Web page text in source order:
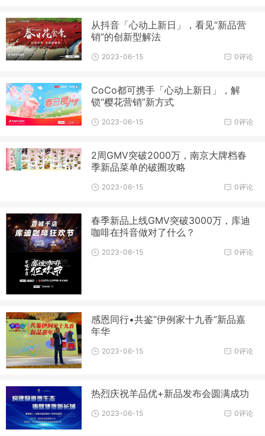
起省委、省政
从抖音「心动上新日」，看见“新品营
销”的创新型解法
0评论
2023-06-15
CoCo都可携手「心动上新日」，解
锁“樱花营销”新方式
0评论
2023-06-15
2周GMV突破2000万，南京大牌档春
季新品菜单的破圈攻略
0评论
2023-06-15
春季新品上线GMV突破3000万，库迪
咖啡在抖音做对了什么？
0评论
2023-06-15
感恩同行•共鉴“伊例家十九香”新品嘉
年华
0评论
2023-06-15
热烈庆祝羊品优+新品发布会圆满成功
0评论
2023-06-15